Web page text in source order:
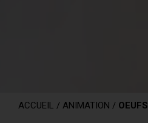
ACCUEIL / ANIMATION / OEUFS